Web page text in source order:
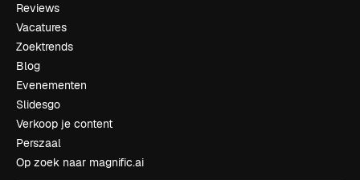
Reviews
Vacatures
Zoektrends
Blog
Evenementen
Slidesgo
Verkoop je content
Perszaal
Op zoek naar magnific.ai